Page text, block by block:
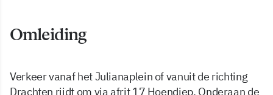
Omleiding
Verkeer vanaf het Julianaplein of vanuit de richting
Drachten rijdt om via afrit 17 Hoendiep. Onderaan de